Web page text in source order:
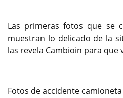
Las primeras fotos que se
muestran lo delicado de la
las revela Cambioin para que
Fotos de accidente